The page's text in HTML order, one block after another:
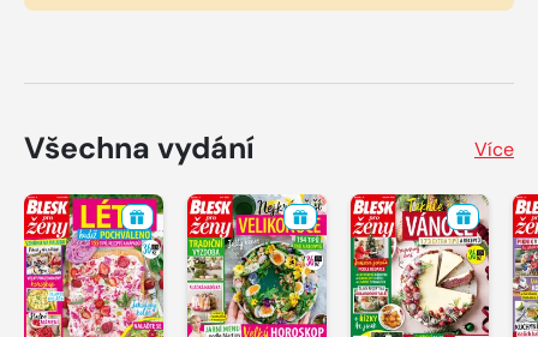
Všechna vydání Více